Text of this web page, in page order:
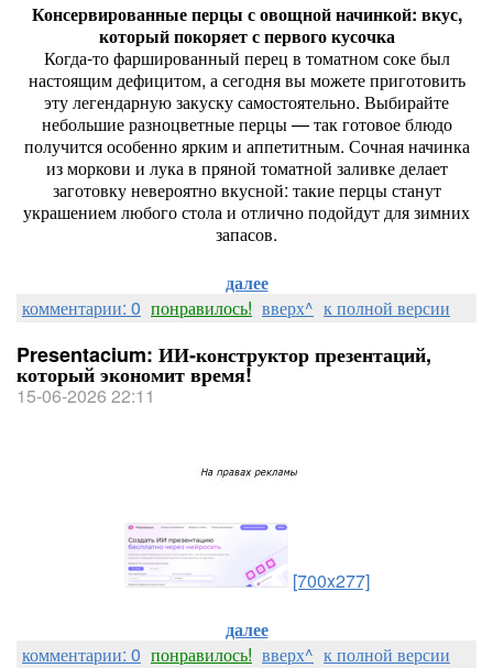
Консервированныеперцы совощнойначинкой: вкус,
которыйпокоряетспервогокусочка
Когда‑тофаршированный перец в томатномсокебыл
настоящимдефицитом, асегоднявыможетеприготовить
этулегендарнуюзакускусамостоятельно. Выбирайте
небольшиеразноцветныеперцы— такготовоеблюдо
получитсяособеннояркими аппетитным. Сочнаяначинка
изморкови и лукав пряной томатной заливкеделает
заготовкуневероятновкусной: такиеперцыстанут
украшениемлюбогостолаи отличноподойдутдлязимних
запасов.
далее
комментарии: 0 понравилось! вверх^ к полной версии
Presentacium: ИИ‑конструктор презентаций,
который экономит время!
15-06-2026 22:11
[700x277]
далее
комментарии: 0 понравилось! вверх^ к полной версии